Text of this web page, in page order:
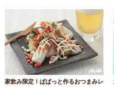
家飲み限定！ぱぱっと作るおつまみレ